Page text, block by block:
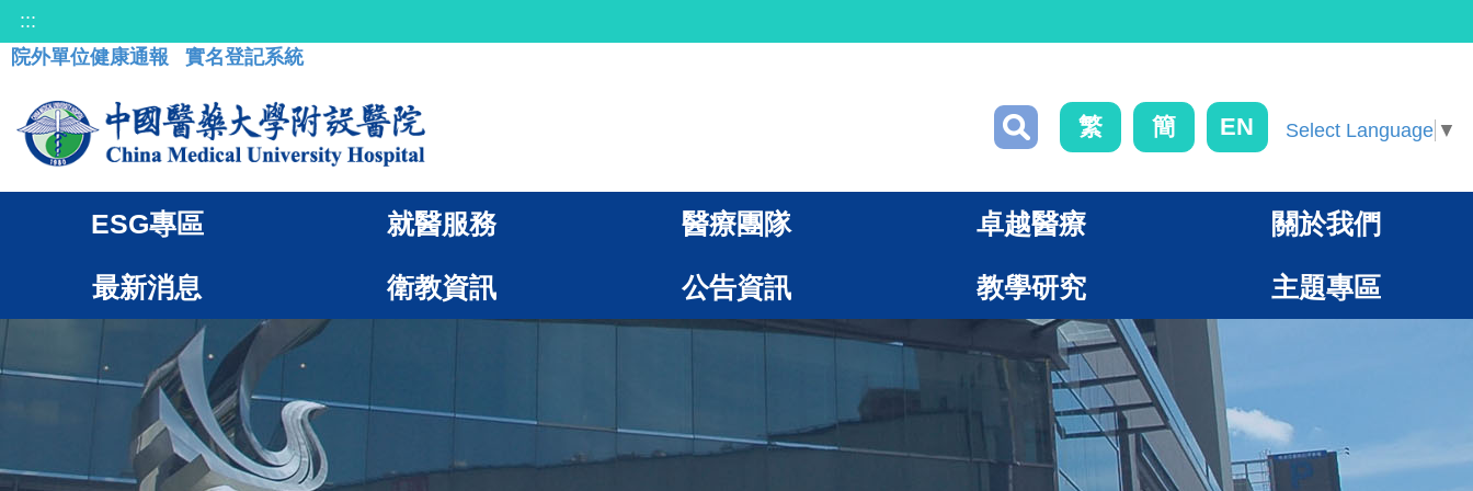
:::
院外單位健康通報
實名登記系統
繁 簡 EN Select Language ▼
ESG專區 就醫服務 醫療團隊 卓越醫療 關於我們
最新消息 衛教資訊 公告資訊 教學研究 主題專區